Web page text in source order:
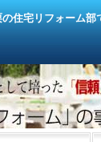
住宅リフォーム